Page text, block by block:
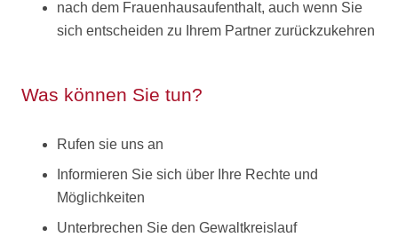
nach dem Frauenhausaufenthalt, auch wenn Sie
sich entscheiden zu Ihrem Partner zurückzukehren
Was können Sie tun?
Rufen sie uns an
Informieren Sie sich über Ihre Rechte und
Möglichkeiten
Unterbrechen Sie den Gewaltkreislauf